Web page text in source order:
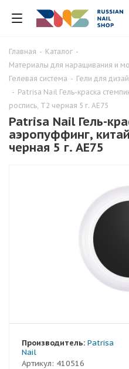
Главная - Каталог -
Материалы для наращивания и
Гелевая система - Гели для
- Patrisa Nail Гель-краска
роспись, T2 черная 5 г. AE75
Patrisa Nail Гель-
аэропуффинг,
черная 5 г. AE75
Артикул: 410516
Производитель: Patrisa
Nail